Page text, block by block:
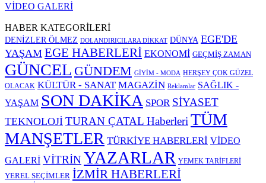
VİDEO GALERİ
HABER KATEGORİLERİ
DENİZLER ÖLMEZ DOLANDIRICILARA DİKKAT DÜNYA EGE'DE
YAŞAM EGE HABERLERİ EKONOMİ GEÇMİŞ ZAMAN
GÜNCEL GÜNDEM GİYİM - MODA HERŞEY ÇOK GÜZEL
OLACAK KÜLTÜR - SANAT MAGAZİN Reklamlar SAĞLIK -
YAŞAM SON DAKİKA SPOR SİYASET
TEKNOLOJİ TURAN ÇATAL Haberleri TÜM
MANŞETLER TÜRKİYE HABERLERİ VİDEO
GALERİ VİTRİNYAZARLAR YEMEK TARİFLERİ
YEREL SEÇİMLER İZMİR HABERLERİ